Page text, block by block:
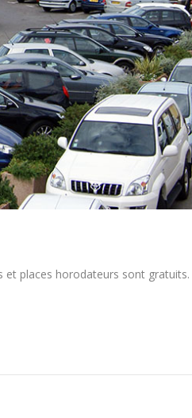
et places horodateurs sont gratuits.